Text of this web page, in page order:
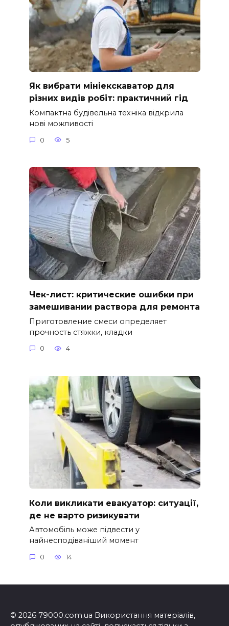
Як вибрати мініекскаватор для
різних видів робіт: практичний гід
Компактна будівельна техніка відкрила
нові можливості
0 5
Чек-лист: критические ошибки при
замешивании раствора для ремонта
Приготовление смеси определяет
прочность стяжки, кладки
0 4
Коли викликати евакуатор: ситуації,
де не варто ризикувати
Автомобіль може підвести у
найнесподіваніший момент
0 14
© 2026 79000.com.ua Використання матеріалів,